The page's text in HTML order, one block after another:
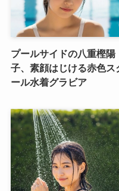
プールサイドの八重樫陽
子、素顔はじける赤色ス
ール水着グラビア